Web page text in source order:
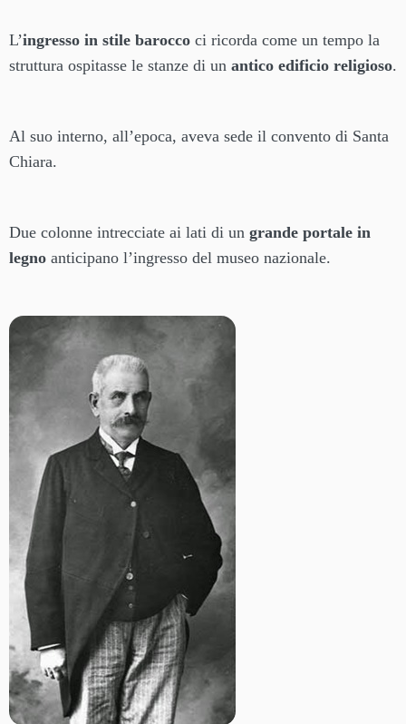
L’ingresso in stile barocco ci ricorda come un tempo la
struttura ospitasse le stanze di un antico edificio religioso.
Al suo interno, all’epoca, aveva sede il convento di Santa
Chiara.
Due colonne intrecciate ai lati di un grande portale in
legno anticipano l’ingresso del museo nazionale.